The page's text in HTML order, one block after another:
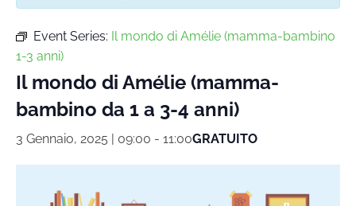
Event Series: Il mondo di Amélie (mamma-bambino
1-3 anni)
Il mondo di Amélie (mamma-
bambino da 1 a 3-4 anni)
3 Gennaio, 2025 | 09:00 - 11:00GRATUITO